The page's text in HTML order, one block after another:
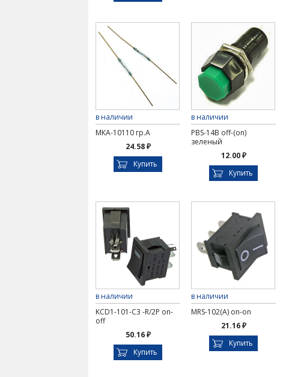
в наличии
МКА-10110 гр.А
24.58 ₽
Купить
в наличии
PBS-14B off-(on)
зеленый
12.00 ₽
Купить
в наличии
KCD1-101-C3 -R/2P on-
off
50.16 ₽
Купить
в наличии
MRS-102(A) on-on
21.16 ₽
Купить